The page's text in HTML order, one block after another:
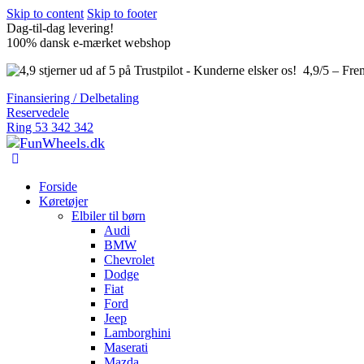
Skip to content Skip to footer
Dag-til-dag levering!
100% dansk e-mærket webshop
4,9/5 –
Finansiering / Delbetaling
Reservedele
Ring 53 342 342
Forside
Køretøjer
Elbiler til børn
Audi
BMW
Chevrolet
Dodge
Fiat
Ford
Jeep
Lamborghini
Maserati